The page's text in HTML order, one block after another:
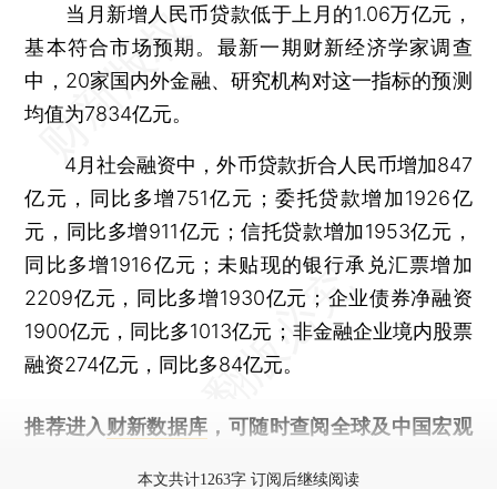
当月新增人民币贷款低于上月的1.06万亿元，
基本符合市场预期。最新一期财新经济学家调查
中，20家国内外金融、研究机构对这一指标的预测
均值为7834亿元。
4月社会融资中，外币贷款折合人民币增加847
亿元，同比多增751亿元；委托贷款增加1926亿
元，同比多增911亿元；信托贷款增加1953亿元，
同比多增1916亿元；未贴现的银行承兑汇票增加
2209亿元，同比多增1930亿元；企业债券净融资
1900亿元，同比多1013亿元；非金融企业境内股票
融资274亿元，同比多84亿元。
推荐进入 财新数据库 ，可随时查阅全球及中国宏观
本文共计1263字 订阅后继续阅读